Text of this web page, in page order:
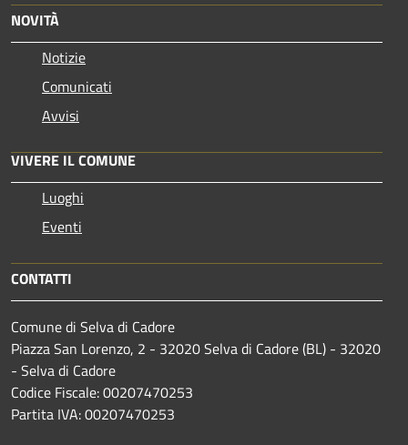
NOVITÀ
Notizie
Comunicati
Avvisi
VIVERE IL COMUNE
Luoghi
Eventi
CONTATTI
Comune di Selva di Cadore
Piazza San Lorenzo, 2 - 32020 Selva di Cadore (BL) - 32020
- Selva di Cadore
Codice Fiscale: 00207470253
Partita IVA: 00207470253